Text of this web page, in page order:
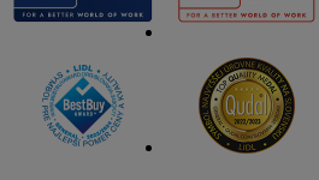
viacerých služieb spoločnosti Lidl,
e-mailovej adresy a prípadne
ktoré má spoločnosť
povoliť jednotlivé účely a nájsť
spracúvania osobných